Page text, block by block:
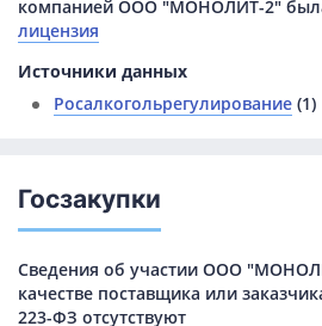
компанией ООО "МОНОЛИТ-2"
лицензия
Источники данных
Росалкогольрегулирование (1)
Госзакупки
Сведения об участии ООО
качестве поставщика или
223-ФЗ отсутствуют